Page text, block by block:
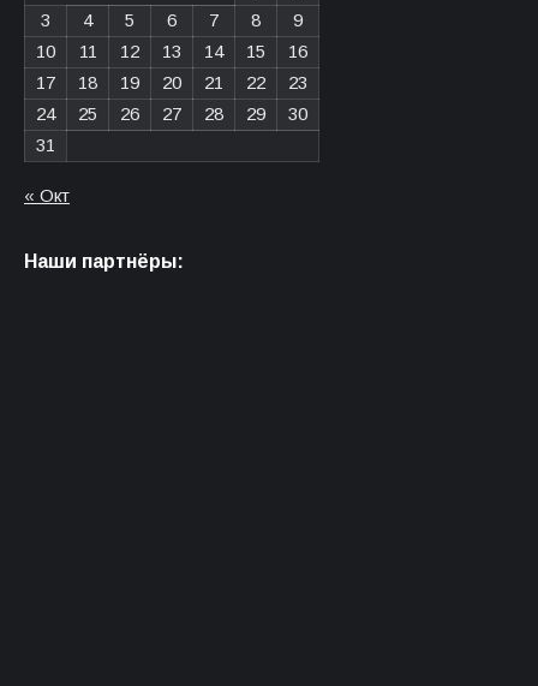
3
4 5 6 7 8
9
10
11 12 13 14 15
16
17
18 19 20 21 22
23
24
25 26 27 28 29
30
31
« Окт
Наши партнёры: